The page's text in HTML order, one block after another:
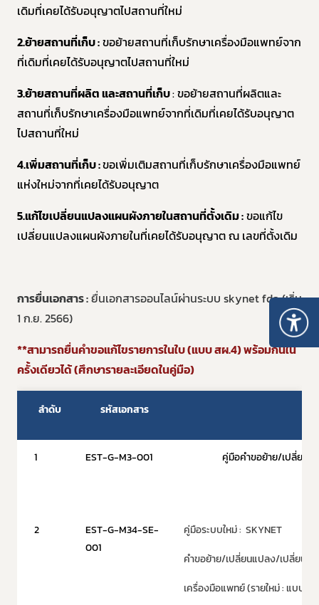
เดิมที่เคยได้รับอนุญาตไปสถานที่ใหม่
2.ย้ายสถานที่เก็บ :ขอย้ายสถานที่เก็บรักษาเครื่องมือแพทย์จาก
ที่เดิมที่เคยได้รับอนุญาตไปสถานที่ใหม่
3.ย้ายสถานที่ผลิต และสถานที่เก็บ: ขอย้ายสถานที่ผลิตและ
สถานที่เก็บรักษาเครื่องมือแพทย์จากที่เดิมที่เคยได้รับอนุญาต
ไปสถานที่ใหม่
4.เพิ่มสถานที่เก็บ :ขอเพิ่มเติมสถานที่เก็บรักษาเครื่องมือแพทย์
แห่งใหม่จากที่เคยได้รับอนุญาต
5.แก้ไขเปลี่ยนแปลงแผนผังภายในสถานที่ตั้งเดิม :ขอแก้ไข
เปลี่ยนแปลงแผนผังภายในที่เคยได้รับอนุญาต ณ เลขที่ตั้งเดิม
การยื่นเอกสาร :ยื่นเอกสารออนไลน์ผ่านระบบ skynet fda (เริ่ม
1 ก.ย. 2566)
**สามารถยื่นคำขอแก้ไขรายการในใบ (แบบ สผ.4) พร้อมกันใน
ครั้งเดียวได้ (ศึกษารายละเอียดในคู่มือ)
ลำดับ รหัสเอกสาร
1 EST-G-M3-001 คู่มือคำขอย้าย/เปลี่ยน
2
EST-G-M34-SE-
001
คู่มือระบบใหม่ : SKYNET
คำขอย้าย/เปลี่ยนแปลง/เปลี่ยนแป
เครื่องมือแพทย์ (รายใหม่ : แบบ ส